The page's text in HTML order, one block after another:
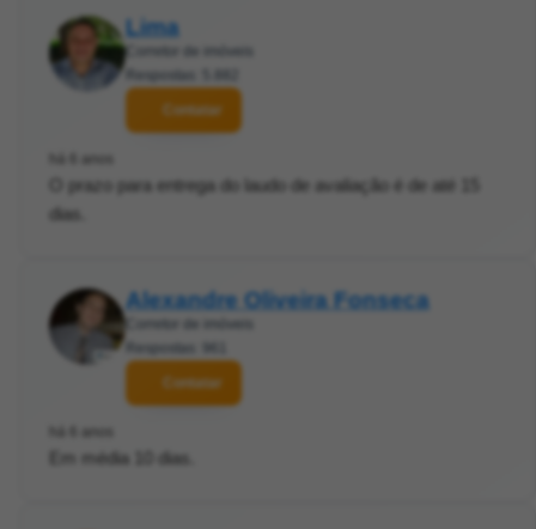
Lima
Corretor de imóveis
Respostas: 5.882
Contatar
há 6 anos
O prazo para entrega do laudo de avaliação é de até 15
dias.
Alexandre Oliveira Fonseca
Corretor de imóveis
Respostas: 961
Contatar
há 6 anos
Em média 10 dias.